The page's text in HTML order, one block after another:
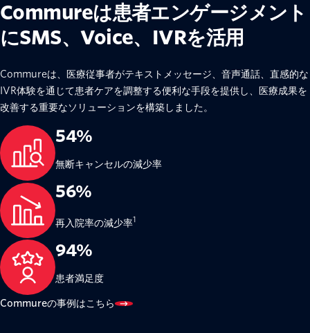
Commureは患者エンゲージメント
にSMS、Voice、IVRを活用
Commureは、医療従事者がテキストメッセージ、音声通話、直感的な
IVR体験を通じて患者ケアを調整する便利な手段を提供し、医療成果を
改善する重要なソリューションを構築しました。
54%
無断キャンセルの減少率
56%
再入院率の減少率1
94%
患者満足度
Commureの事例はこちら